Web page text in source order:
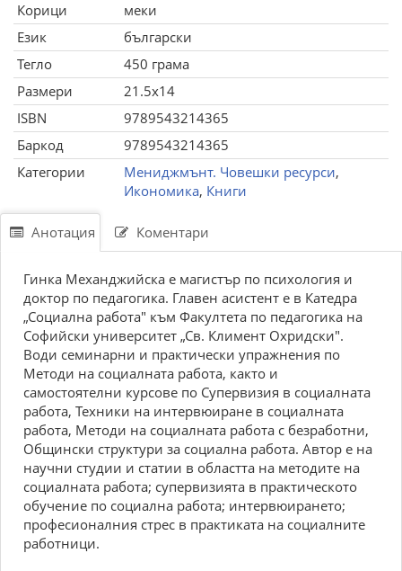
Корици
меки
Език
български
Тегло
450 грама
Размери
21.5x14
ISBN
9789543214365
Баркод
9789543214365
Категории
Мениджмънт. Човешки ресурси,
Икономика, Книги
Анотация Коментари
Гинка Механджийска е магистър по психология и
доктор по педагогика. Главен асистент е в Катедра
„Социална работа" към Факултета по педагогика на
Софийски университет „Св. Климент Охридски".
Води семинарни и практически упражнения по
Методи на социалната работа, както и
самостоятелни курсове по Супервизия в социалната
работа, Техники на интервюиране в социалната
работа, Методи на социалната работа с безработни,
Общински структури за социална работа. Автор е на
научни студии и статии в областта на методите на
социалната работа; супервизията в практическото
обучение по социална работа; интервюирането;
професионалния стрес в практиката на социалните
работници.